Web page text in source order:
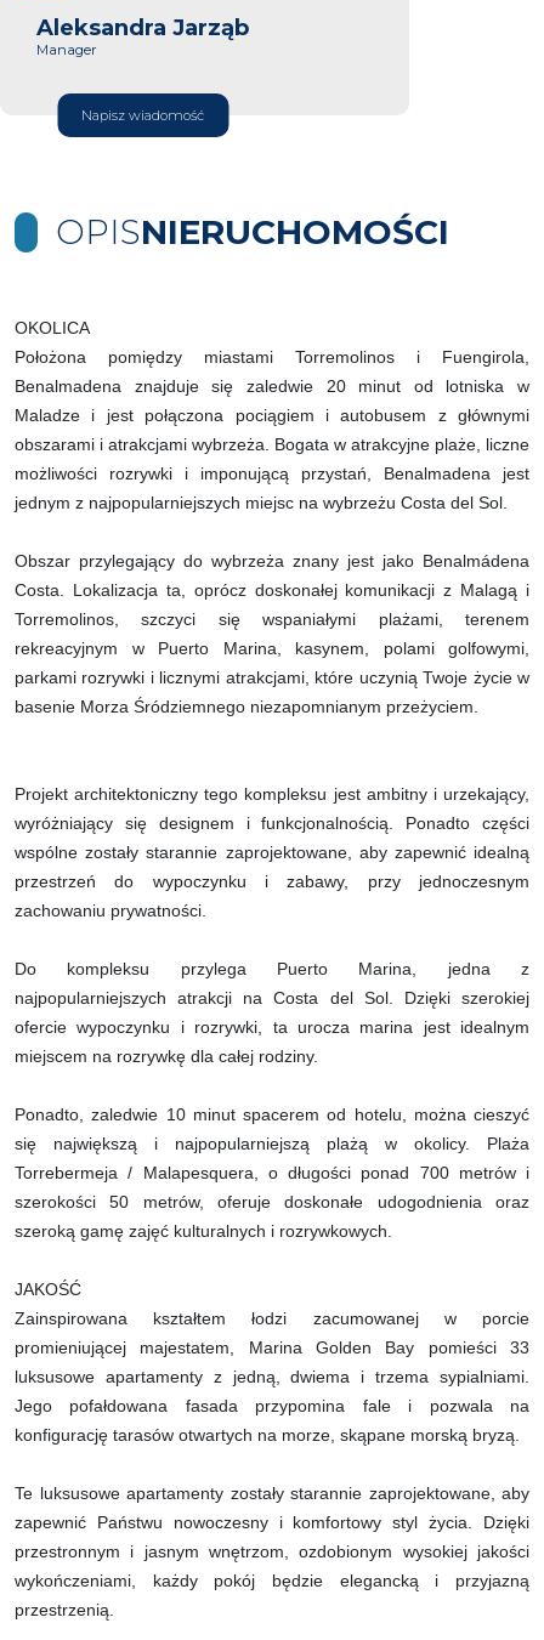
Aleksandra Jarząb
Manager
Napisz wiadomość
OPISNIERUCHOMOŚCI
OKOLICA
Położona pomiędzy miastami Torremolinos i Fuengirola,
Benalmadena znajduje się zaledwie 20 minut od lotniska w
Maladze i jest połączona pociągiem i autobusem z głównymi
obszarami i atrakcjami wybrzeża. Bogata w atrakcyjne plaże, liczne
możliwości rozrywki i imponującą przystań, Benalmadena jest
jednym z najpopularniejszych miejsc na wybrzeżu Costa del Sol.
Obszar przylegający do wybrzeża znany jest jako Benalmádena
Costa. Lokalizacja ta, oprócz doskonałej komunikacji z Malagą i
Torremolinos, szczyci się wspaniałymi plażami, terenem
rekreacyjnym w Puerto Marina, kasynem, polami golfowymi,
parkami rozrywki i licznymi atrakcjami, które uczynią Twoje życie w
basenie Morza Śródziemnego niezapomnianym przeżyciem.
Projekt architektoniczny tego kompleksu jest ambitny i urzekający,
wyróżniający się designem i funkcjonalnością. Ponadto części
wspólne zostały starannie zaprojektowane, aby zapewnić idealną
przestrzeń do wypoczynku i zabawy, przy jednoczesnym
zachowaniu prywatności.
Do kompleksu przylega Puerto Marina, jedna z
najpopularniejszych atrakcji na Costa del Sol. Dzięki szerokiej
ofercie wypoczynku i rozrywki, ta urocza marina jest idealnym
miejscem na rozrywkę dla całej rodziny.
Ponadto, zaledwie 10 minut spacerem od hotelu, można cieszyć
się największą i najpopularniejszą plażą w okolicy. Plaża
Torrebermeja / Malapesquera, o długości ponad 700 metrów i
szerokości 50 metrów, oferuje doskonałe udogodnienia oraz
szeroką gamę zajęć kulturalnych i rozrywkowych.
JAKOŚĆ
Zainspirowana kształtem łodzi zacumowanej w porcie
promieniującej majestatem, Marina Golden Bay pomieści 33
luksusowe apartamenty z jedną, dwiema i trzema sypialniami.
Jego pofałdowana fasada przypomina fale i pozwala na
konfigurację tarasów otwartych na morze, skąpane morską bryzą.
Te luksusowe apartamenty zostały starannie zaprojektowane, aby
zapewnić Państwu nowoczesny i komfortowy styl życia. Dzięki
przestronnym i jasnym wnętrzom, ozdobionym wysokiej jakości
wykończeniami, każdy pokój będzie elegancką i przyjazną
przestrzenią.